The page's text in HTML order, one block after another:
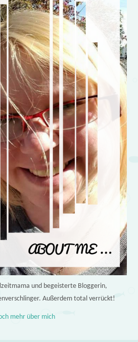
und begeisterte Bloggerin,
Außerdem total verrückt!
mehr über mich